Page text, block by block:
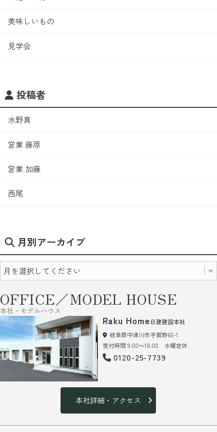
美味しいもの
見学会
投稿者
水野真
営業 藤原
営業 加藤
西尾
月別アーカイブ
OFFICE／MODEL HOUSE
本社・モデルハウス
Raku Home 日建建設本社
岐阜県中津川市手賀野65-1
受付時間 9:00～18:00 水曜定休
0120-25-7739
本社詳細・アクセス